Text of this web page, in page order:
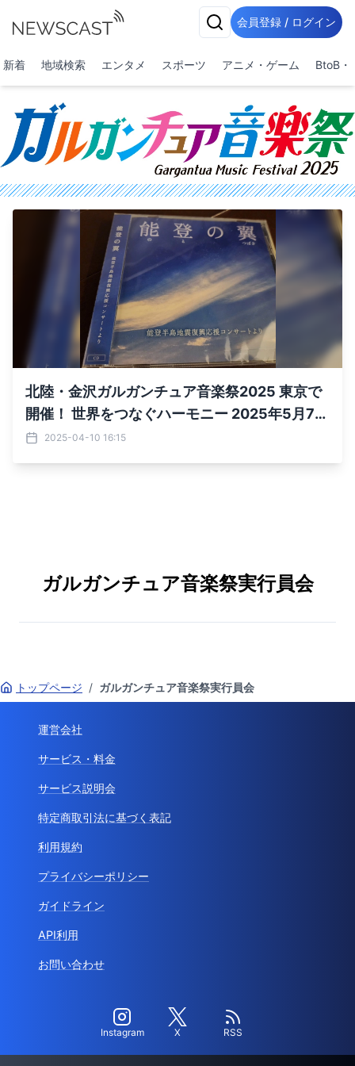
会員登録 / ログイン
新着 地域検索 エンタメ スポーツ アニメ・ゲーム BtoB・
北陸・金沢ガルガンチュア音楽祭2025 東京で
開催！ 世界をつなぐハーモニー 2025年5月7日
(水)19時開演
2025-04-10 16:15
ガルガンチュア音楽祭実行員会
トップページ / ガルガンチュア音楽祭実行員会
運営会社
サービス・料金
サービス説明会
特定商取引法に基づく表記
利用規約
プライバシーポリシー
ガイドライン
API利用
お問い合わせ
Instagram X RSS